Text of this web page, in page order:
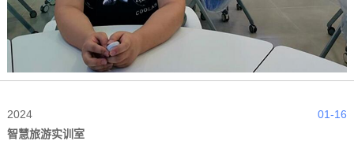
01-16
2024
智慧旅游实训室